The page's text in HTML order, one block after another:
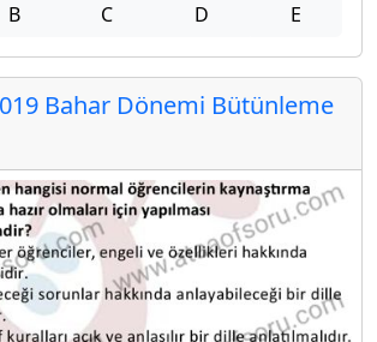
B C D E
Bahar Dönemi Bütünleme